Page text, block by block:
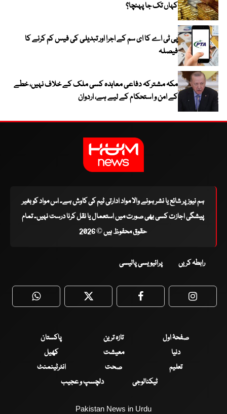
کہاں تک جا پہنچا؟
پی ٹی اے کا ای سم کے اجرا اور تبدیلی کی فیس کم کرنے کا
فیصلہ
مکہ مشترکہ دفاعی معاہدہ کسی ملک کے خلاف نہیں، خطے
کے امن و استحکام کے لیے ہے، اردوان
ہم نیوز پر شائع یا نشر ہونے والا مواد ادارتی ٹیم کی کاوش ہے۔ اس مواد کو بغیر
پیشگی اجازت کسی بھی صورت میں استعمال یا نقل کرنا درست نہیں۔ تمام
حقوق محفوظ ہیں © 2026
رابطہ کریں پرائیویسی پالیسی
WhatsApp Twitter Facebook
صفحۂ اول تازہ ترین
پاکستان
دنیا
معیشت
کھیل
تعلیم
صحت
انٹرٹینمنٹ
ٹیکنالوجی
دلچسپ و عجیب
Pakistan News in Urdu